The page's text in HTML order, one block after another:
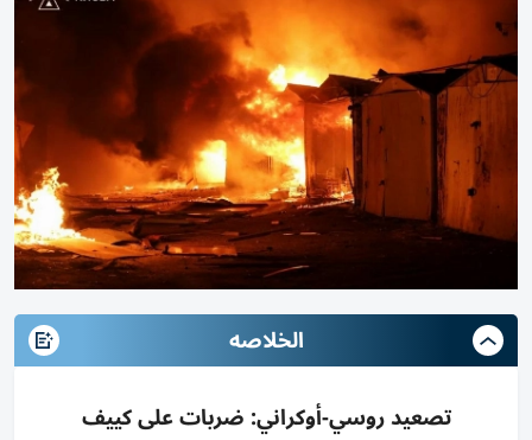
الخلاصه
تصعيد روسي-أوكراني: ضربات على كييف